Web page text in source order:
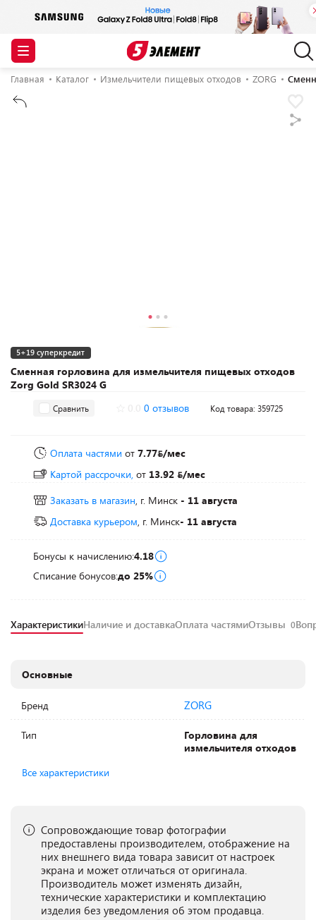
Главная Каталог Измельчители пищевых отходов ZORG
Сменная горловина для измельчителя пищевых отходов
Zorg Gold SR3024 G
5+19 суперкредит
Сравнить 0 отзывов Код товара: 359725
Оплата частями от 7.77 /мес
Картой рассрочки, от 13.92
/мес
Заказать в магазин, г. Минск - 11 августа
Доставка курьером, г. Минск- 11 августа
Бонусы к начислению:4.18
Списание бонусов:до 25%
ХарактеристикиНаличие и доставкаОплата частямиОтзывы 0
Основные
Бренд ZORG
Тип
Горловина для
измельчителя отходов
Все характеристики
Сопровождающие товар фотографии
предоставлены производителем, отображение на
них внешнего вида товара зависит от настроек
экрана и может отличаться от оригинала.
Производитель может изменять дизайн,
технические характеристики и комплектацию
изделия без уведомления об этом продавца.